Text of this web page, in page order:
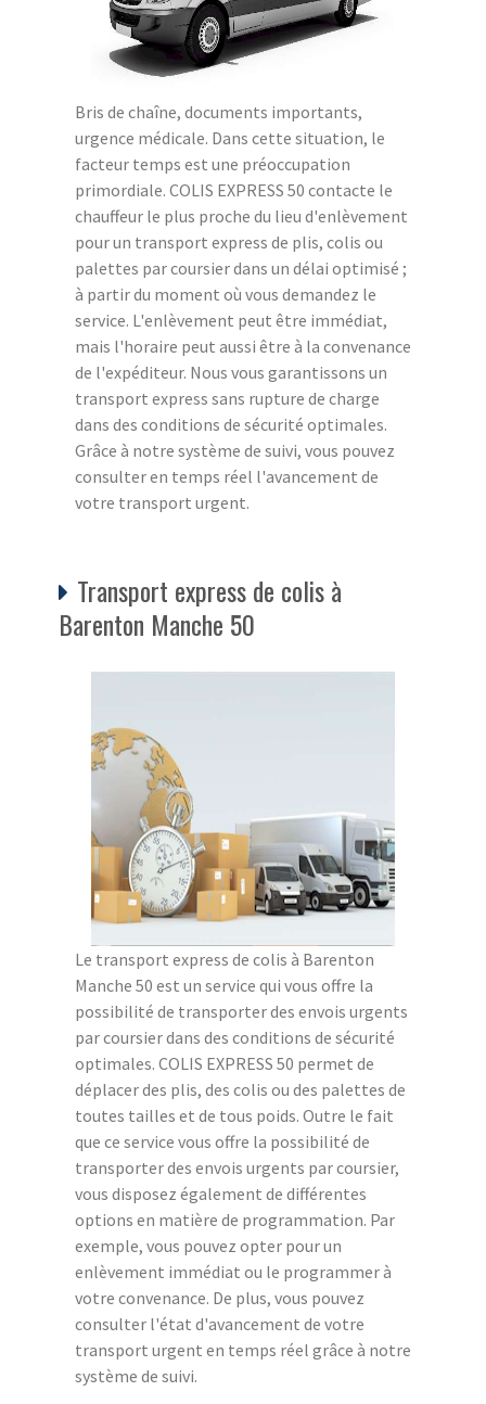
Bris de chaîne, documents importants,
urgence médicale. Dans cette situation, le
facteur temps est une préoccupation
primordiale. COLIS EXPRESS 50 contacte le
chauffeur le plus proche du lieu d'enlèvement
pour un transport express de plis, colis ou
palettes par coursier dans un délai optimisé ;
à partir du moment où vous demandez le
service. L'enlèvement peut être immédiat,
mais l'horaire peut aussi être à la convenance
de l'expéditeur. Nous vous garantissons un
transport express sans rupture de charge
dans des conditions de sécurité optimales.
Grâce à notre système de suivi, vous pouvez
consulter en temps réel l'avancement de
votre transport urgent.
Transport express de colis à
Barenton Manche 50
Le transport express de colis à Barenton
Manche 50 est un service qui vous offre la
possibilité de transporter des envois urgents
par coursier dans des conditions de sécurité
optimales. COLIS EXPRESS 50 permet de
déplacer des plis, des colis ou des palettes de
toutes tailles et de tous poids. Outre le fait
que ce service vous offre la possibilité de
transporter des envois urgents par coursier,
vous disposez également de différentes
options en matière de programmation. Par
exemple, vous pouvez opter pour un
enlèvement immédiat ou le programmer à
votre convenance. De plus, vous pouvez
consulter l'état d'avancement de votre
transport urgent en temps réel grâce à notre
système de suivi.